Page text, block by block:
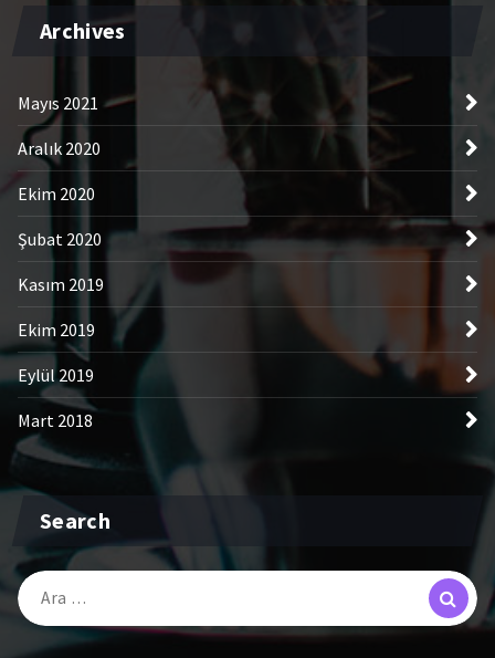
Archives
Mayıs 2021
Aralık 2020
Ekim 2020
Şubat 2020
Kasım 2019
Ekim 2019
Eylül 2019
Mart 2018
Search
Arama: